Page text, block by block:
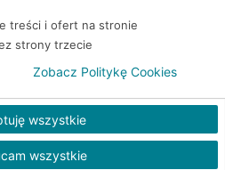
S.A. Wszelkie prawa zastrzeżone
treści i ofert na stronie
strony trzecie
wszystkie
wszystkie
Zobacz Politykę Cookies